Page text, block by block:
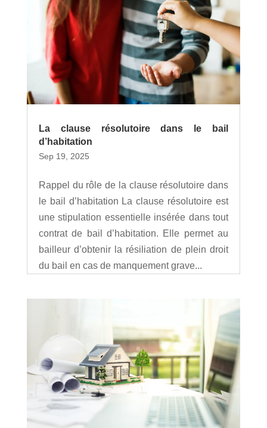
La clause résolutoire dans le bail
d’habitation
Sep 19, 2025
Rappel du rôle de la clause résolutoire dans
le bail d’habitation La clause résolutoire est
une stipulation essentielle insérée dans tout
contrat de bail d’habitation. Elle permet au
bailleur d’obtenir la résiliation de plein droit
du bail en cas de manquement grave...